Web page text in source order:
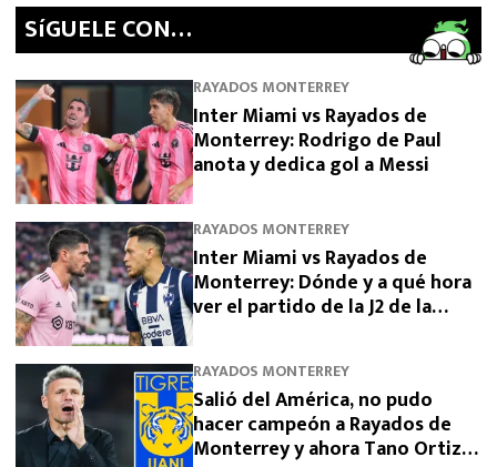
SíGUELE CON…
RAYADOS MONTERREY
Inter Miami vs Rayados de
Monterrey: Rodrigo de Paul
anota y dedica gol a Messi
RAYADOS MONTERREY
Inter Miami vs Rayados de
Monterrey: Dónde y a qué hora
ver el partido de la J2 de la
RAYADOS MONTERREY
Salió del América, no pudo
hacer campeón a Rayados de
Monterrey y ahora Tano Ortiz